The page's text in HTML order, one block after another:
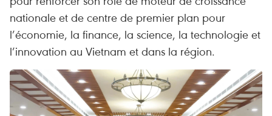
nationale et de centre de premier plan pour
l’économie, la finance, la science, la technologie et
l’innovation au Vietnam et dans la région.